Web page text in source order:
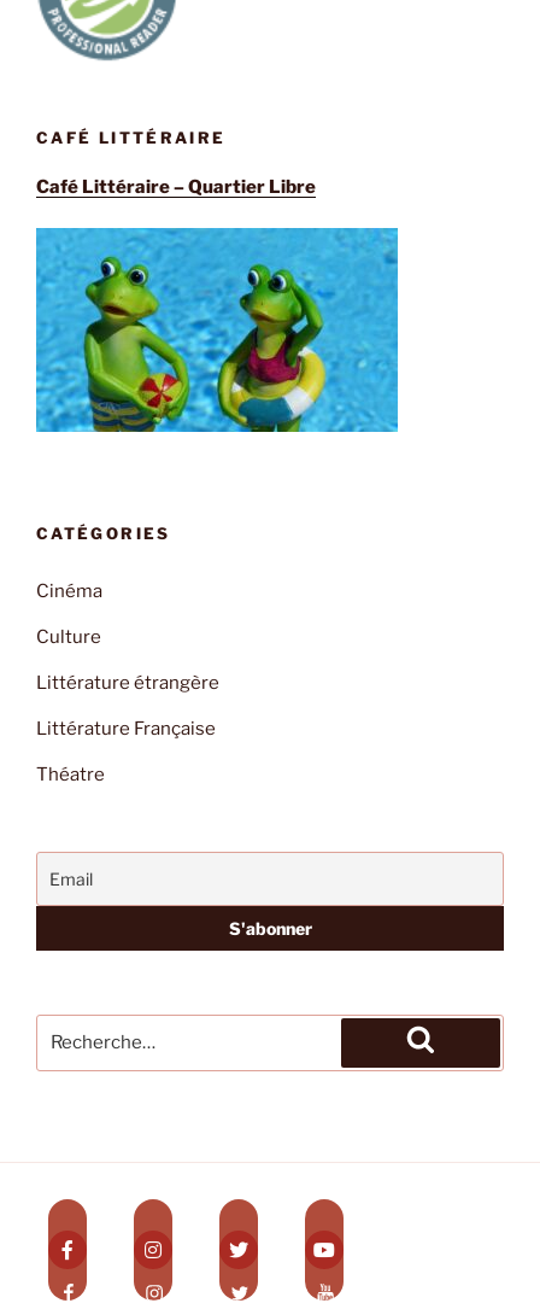
CAFÉ LITTÉRAIRE
Café Littéraire – Quartier Libre
CATÉGORIES
Cinéma
Culture
Littérature étrangère
Littérature Française
Théatre
pour
Recherche